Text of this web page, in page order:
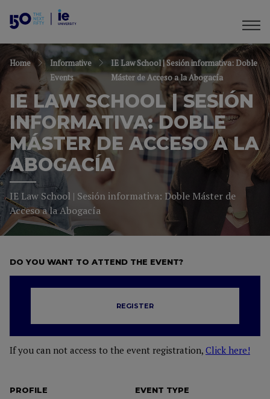
Home
Informative
Events
IE Law School | Sesión informativa: Doble
Máster de Acceso a la Abogacía
IE LAW SCHOOL | SESIÓN
INFORMATIVA: DOBLE
MÁSTER DE ACCESO A LA
ABOGACÍA
IE Law School | Sesión informativa: Doble Máster de
Acceso a la Abogacía
PROFILE EVENT TYPE
DO YOU WANT TO ATTEND THE EVENT?
REGISTER
If you can not access to the event registration, Click here!